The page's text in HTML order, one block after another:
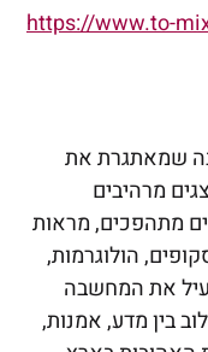
https://www.to-
שמאתגרת את
מרהיבים
מתהפכים, מראות
הולוגרמות,
את המחשבה
בין מדע, אמנות,